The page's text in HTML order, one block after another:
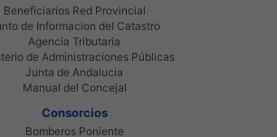
Beneficiarios Red Provincial
de Informacion del Catastro
Agencia Tributaria
de Administraciones Públicas
Junta de Andalucia
Manual del Concejal
Consorcios
Bomberos Poniente